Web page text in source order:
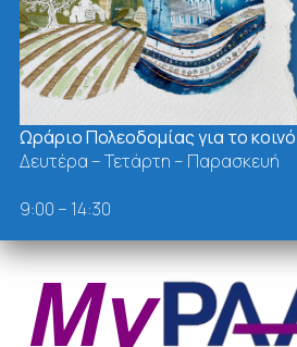
Σύνδεσμοι
Ωράριο Πολεοδομίας για το κοινό
Δευτέρα – Τετάρτη – Παρασκευή
9:00 – 14:30